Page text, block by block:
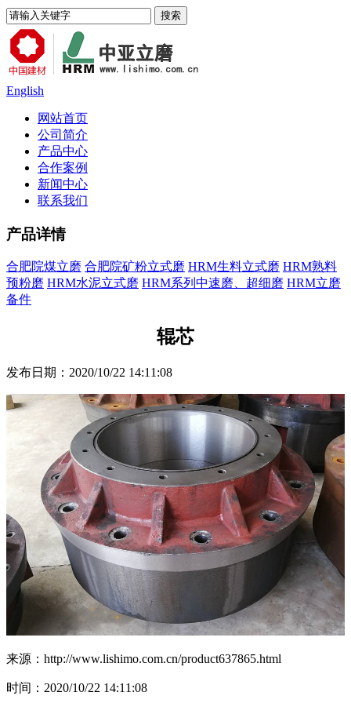
English
网站首页
公司简介
产品中心
合作案例
新闻中心
联系我们
产品详情
合肥院煤立磨 合肥院矿粉立式磨 HRM生料立式磨 HRM熟料
预粉磨 HRM水泥立式磨 HRM系列中速磨、超细磨 HRM立磨
备件
辊芯
发布日期：2020/10/22 14:11:08
来源：http://www.lishimo.com.cn/product637865.html
时间：2020/10/22 14:11:08